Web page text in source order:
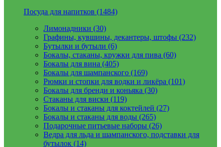
Посуда для напитков (1484)
Лимонадники (30)
Графины, кувшины, декантеры, штофы (232)
Бутылки и бутыли (6)
Бокалы, стаканы, кружки для пива (60)
Бокалы для вина (405)
Бокалы для шампанского (169)
Рюмки и стопки для водки и ликёра (101)
Бокалы для бренди и коньяка (30)
Стаканы для виски (119)
Бокалы и стаканы для коктейлей (27)
Бокалы и стаканы для воды (265)
Подарочные питьевые наборы (26)
Ведра для льда и шампанского, подставки для
бутылок (14)